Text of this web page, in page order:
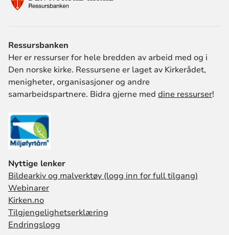
Ressursbanken
Her er ressurser for hele bredden av arbeid med og i
Den norske kirke. Ressursene er laget av Kirkerådet,
menigheter, organisasjoner og andre
samarbeidspartnere. Bidra gjerne med dine ressurser!
Nyttige lenker
Bildearkiv og malverktøy (logg inn for full tilgang)
Webinarer
Kirken.no
Tilgjengelighetserklæring
Endringslogg